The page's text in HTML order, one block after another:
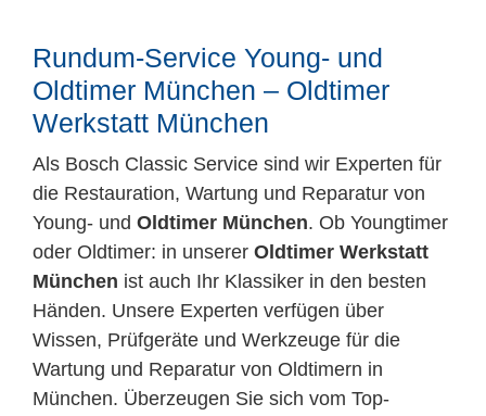
Karriere
Kontakt & Anfahrt
Rundum-Service Young- und
Oldtimer München – Oldtimer
Werkstatt München
Als Bosch Classic Service sind wir Experten für
die Restauration, Wartung und Reparatur von
Young- und Oldtimer München. Ob Youngtimer
oder Oldtimer: in unserer Oldtimer Werkstatt
München ist auch Ihr Klassiker in den besten
Händen. Unsere Experten verfügen über
Wissen, Prüfgeräte und Werkzeuge für die
Wartung und Reparatur von Oldtimern in
München. Überzeugen Sie sich vom Top-